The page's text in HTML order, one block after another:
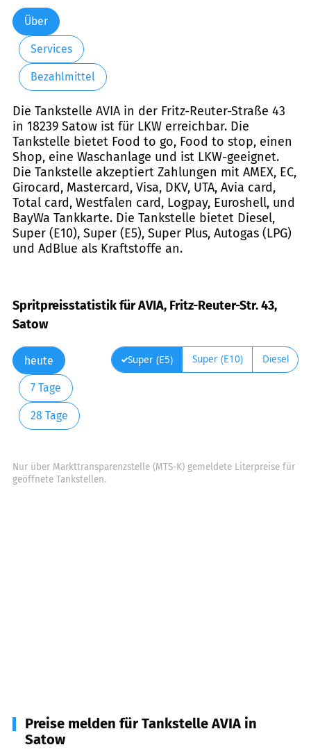
Über
Services
Bezahlmittel
Die Tankstelle AVIA in der Fritz-Reuter-Straße 43
in 18239 Satow ist für LKW erreichbar. Die
Tankstelle bietet Food to go, Food to stop, einen
Shop, eine Waschanlage und ist LKW-geeignet.
Die Tankstelle akzeptiert Zahlungen mit AMEX, EC,
Girocard, Mastercard, Visa, DKV, UTA, Avia card,
Total card, Westfalen card, Logpay, Euroshell, und
BayWa Tankkarte. Die Tankstelle bietet Diesel,
Super (E10), Super (E5), Super Plus, Autogas (LPG)
und AdBlue als Kraftstoffe an.
Spritpreisstatistik für AVIA, Fritz-Reuter-Str. 43,
Satow
heute
7 Tage
28 Tage
Super (E5) Super (E10) Diesel
Nur über Markttransparenzstelle (MTS-K) gemeldete Literpreise für
geöffnete Tankstellen.
Preise melden für Tankstelle AVIA in
Satow